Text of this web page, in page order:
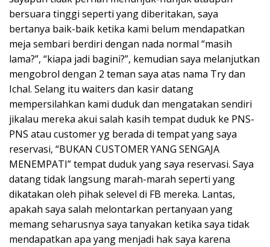
bersuara tinggi seperti yang diberitakan, saya
bertanya baik-baik ketika kami belum mendapatkan
meja sembari berdiri dengan nada normal “masih
lama?”, “kiapa jadi bagini?”, kemudian saya melanjutkan
mengobrol dengan 2 teman saya atas nama Try dan
Ichal. Selang itu waiters dan kasir datang
mempersilahkan kami duduk dan mengatakan sendiri
jikalau mereka akui salah kasih tempat duduk ke PNS-
PNS atau customer yg berada di tempat yang saya
reservasi, “BUKAN CUSTOMER YANG SENGAJA
MENEMPATI” tempat duduk yang saya reservasi. Saya
datang tidak langsung marah-marah seperti yang
dikatakan oleh pihak selevel di FB mereka. Lantas,
apakah saya salah melontarkan pertanyaan yang
memang seharusnya saya tanyakan ketika saya tidak
mendapatkan apa yang menjadi hak saya karena